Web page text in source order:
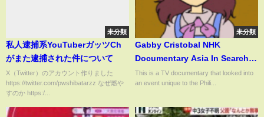
未分類
私人逮捕系YouTuberガッツCh
がまた逮捕された件について
X（Twitter）のアカウント作りました
https://twitter.com/pwshibatarzz なぜ燃や
すのか https:/...
未分類
Gabby Cristobal NHK
Documentary Asia In Search
of Voltes V
This is a TV documentary that looked into
an event unique to the Phili...